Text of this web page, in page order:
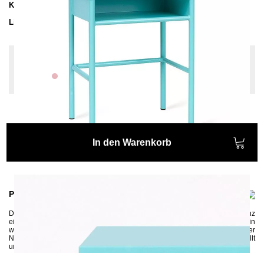
Kollektion
HERI
Lieferzeit
3-4 Wochen| vsl. 30. Aug - 6. Sep
Konfiguration bearbeiten
Rosa
In den Warenkorb
Produktinformationen
Der komplett aus Stahl gefertigte
versprüht einen ganz
eigenen Charme im Retro-Look. Der pulverbeschichtete Nachttisch
ist ein
wahres Schmuckstück in jedem Kinderzimmer oder Schlafzimmer. Der
Nachttisch wird genauso wie alle unseren Möbel in Handarbeit hergestellt
und wurde passend zu unseren Metallbetten im Retro-Stil designt.